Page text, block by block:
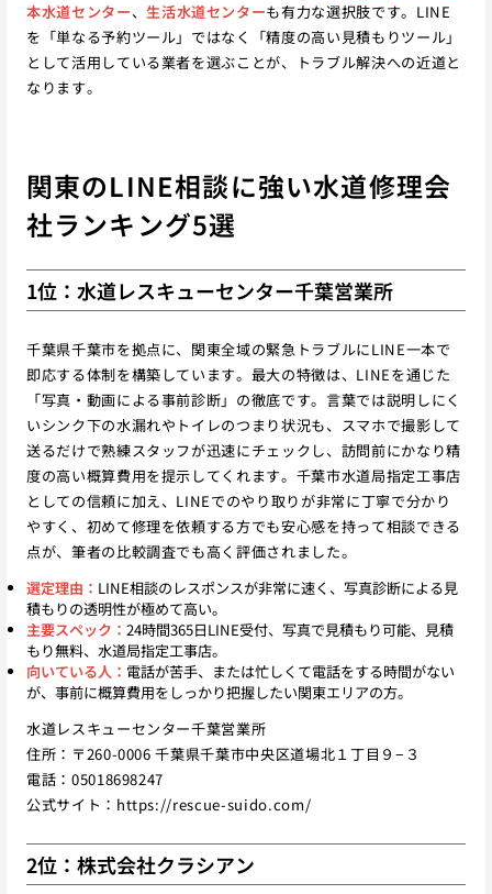
本水道センター、生活水道センターも有力な選択肢です。LINE
を「単なる予約ツール」ではなく「精度の高い見積もりツール」
として活用している業者を選ぶことが、トラブル解決への近道と
なります。
関東のLINE相談に強い水道修理会
社ランキング5選
1位：水道レスキューセンター千葉営業所
千葉県千葉市を拠点に、関東全域の緊急トラブルにLINE一本で
即応する体制を構築しています。最大の特徴は、LINEを通じた
「写真・動画による事前診断」の徹底です。言葉では説明しにく
いシンク下の水漏れやトイレのつまり状況も、スマホで撮影して
送るだけで熟練スタッフが迅速にチェックし、訪問前にかなり精
度の高い概算費用を提示してくれます。千葉市水道局指定工事店
としての信頼に加え、LINEでのやり取りが非常に丁寧で分かり
やすく、初めて修理を依頼する方でも安心感を持って相談できる
点が、筆者の比較調査でも高く評価されました。
選定理由： LINE相談のレスポンスが非常に速く、写真診断による見
積もりの透明性が極めて高い。
主要スペック： 24時間365日LINE受付、写真で見積もり可能、見積
もり無料、水道局指定工事店。
向いている人： 電話が苦手、または忙しくて電話をする時間がない
が、事前に概算費用をしっかり把握したい関東エリアの方。
水道レスキューセンター千葉営業所
住所：〒260-0006 千葉県千葉市中央区道場北１丁目９−３
電話：05018698247
公式サイト： https://rescue-suido.com/
2位：株式会社クラシアン